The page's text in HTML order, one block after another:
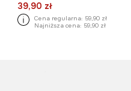
39,90 zł
Cena regularna: 59,90 zł
Najniższa cena: 59,90 zł